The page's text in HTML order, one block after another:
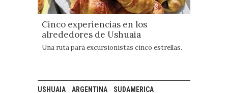
Cinco experiencias en los
alrededores de Ushuaia
Una ruta para excursionistas cinco estrellas.
USHUAIA ARGENTINA SUDAMERICA